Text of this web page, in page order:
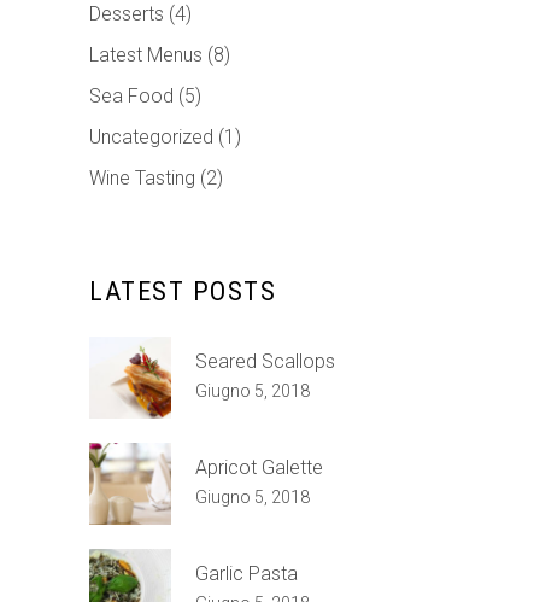
Desserts (4)
Latest Menus (8)
Sea Food (5)
Uncategorized (1)
Wine Tasting (2)
LATEST POSTS
Seared Scallops
Giugno 5, 2018
Apricot Galette
Giugno 5, 2018
Garlic Pasta